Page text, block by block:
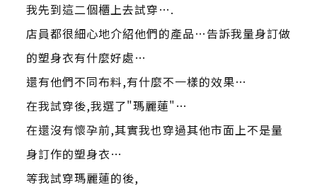
我先到這二個櫃上去試穿….
店員都很細心地介紹他們的產品…告訴我量身訂做
的塑身衣有什麼好處…
還有他們不同布料,有什麼不一樣的效果…
在我試穿後,我選了"瑪麗蓮"…
在還沒有懷孕前,其實我也穿過其他市面上不是量
身訂作的塑身衣…
等我試穿瑪麗蓮的後,